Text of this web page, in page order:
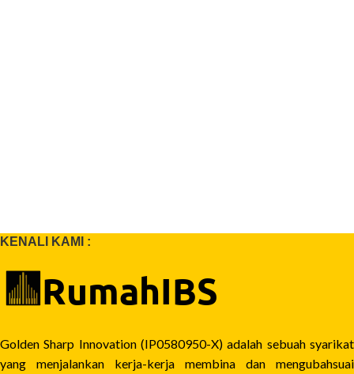
KENALI KAMI :
Golden Sharp Innovation (IP0580950-X) adalah sebuah syarikat
yang menjalankan kerja-kerja membina dan mengubahsuai